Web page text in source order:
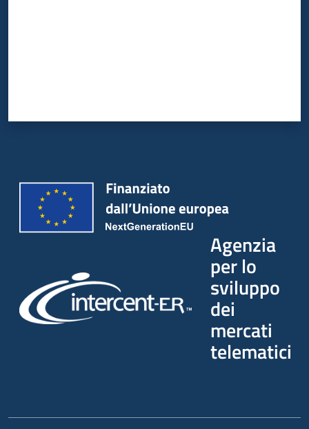
Agenzia
per lo
sviluppo
dei
mercati
telematici